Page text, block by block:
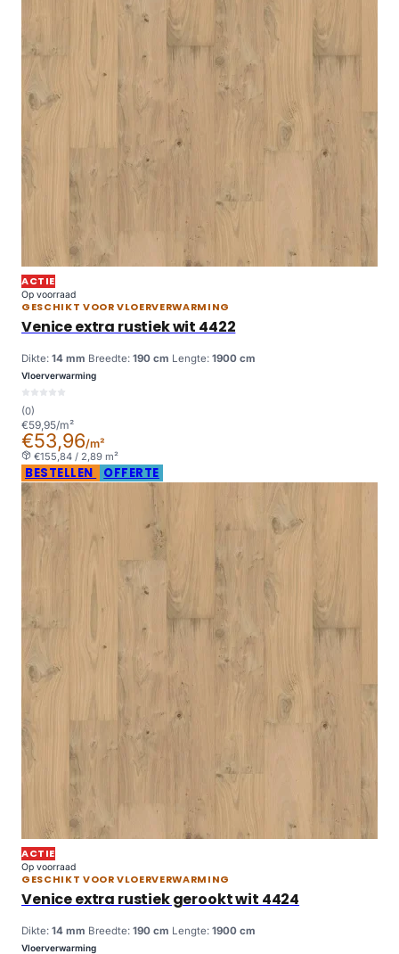
ACTIE
Op voorraad
GESCHIKT VOOR VLOERVERWARMING
Venice extra rustiek wit 4422
Dikte: 14 mm Breedte: 190 cm Lengte: 1900 cm
Vloerverwarming
(0)
€59,95/m²
€53,96/m²
€155,84 / 2,89 m²
BESTELLEN OFFERTE
ACTIE
Op voorraad
GESCHIKT VOOR VLOERVERWARMING
Venice extra rustiek gerookt wit 4424
Dikte: 14 mm Breedte: 190 cm Lengte: 1900 cm
Vloerverwarming